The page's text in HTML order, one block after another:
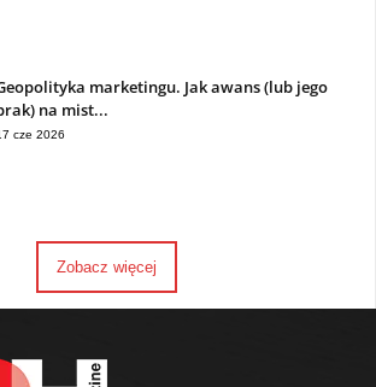
marketingu. Jak awans (lub jego
na mist...
cze 2026
Zobacz więcej